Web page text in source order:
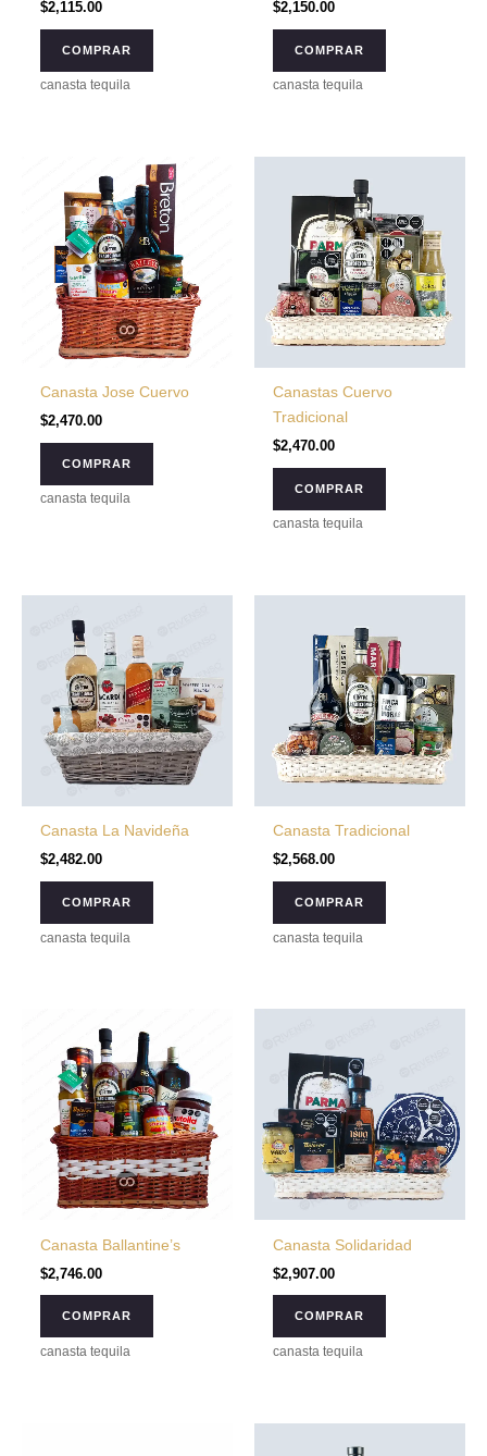
$2,115.00
COMPRAR
canasta tequila
$2,150.00
COMPRAR
canasta tequila
Canasta Jose Cuervo
$2,470.00
COMPRAR
canasta tequila
Canastas Cuervo
Tradicional
$2,470.00
COMPRAR
canasta tequila
Canasta La Navideña
$2,482.00
COMPRAR
canasta tequila
Canasta Tradicional
$2,568.00
COMPRAR
canasta tequila
Canasta Ballantine’s
$2,746.00
COMPRAR
canasta tequila
Canasta Solidaridad
$2,907.00
COMPRAR
canasta tequila